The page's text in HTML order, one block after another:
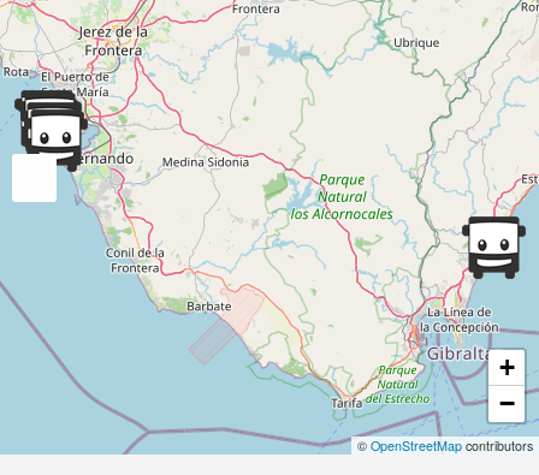
+
−
© OpenStreetMap contributors